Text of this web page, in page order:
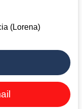
(Lorena)